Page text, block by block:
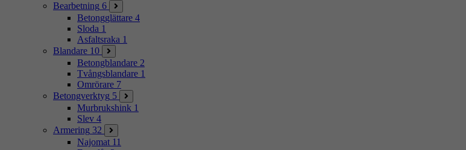
Bearbetning 6
Betongglättare 4
Sloda 1
Asfaltsraka 1
Blandare 10
Betongblandare 2
Tvångsblandare 1
Omrörare 7
Betongverktyg 5
Murbrukshink 1
Slev 4
Armering 32
Najomat 11